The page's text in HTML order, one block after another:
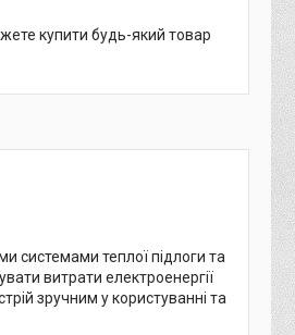
купити будь-який товар
системами теплої підлоги та
витрати електроенергії
зручним у користуванні та